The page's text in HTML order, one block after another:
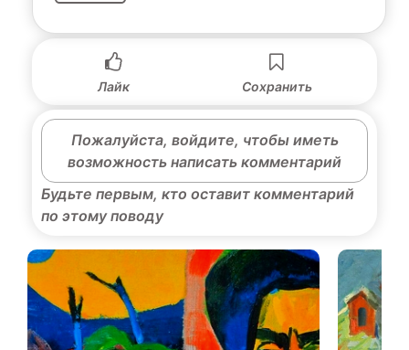
Лайк Сохранить
Пожалуйста, войдите, чтобы иметь
возможность написать комментарий
Будьте первым, кто оставит комментарий
по этому поводу